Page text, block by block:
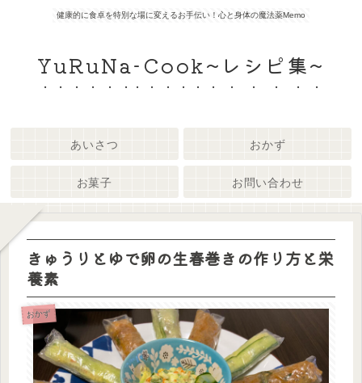
健康的に食卓を特別な場に変えるお手伝い！心と身体の魔法薬Memo
YuRuNa-Cook~レシピ集~
あいさつ おかず
お菓子 お問い合わせ
きゅうりとゆで卵の生春巻きの作り方と栄
養素
おかず